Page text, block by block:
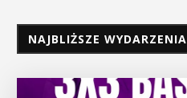
NAJBLIŻSZE WYDARZENIA